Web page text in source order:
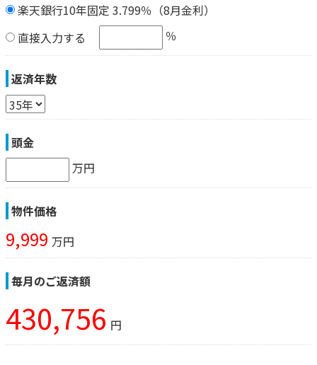
楽天銀行10年固定 3.799％（8月金利）
直接入力する
％
返済年数
頭金
万円
物件価格
9,999 万円
毎月のご返済額
430,756 円